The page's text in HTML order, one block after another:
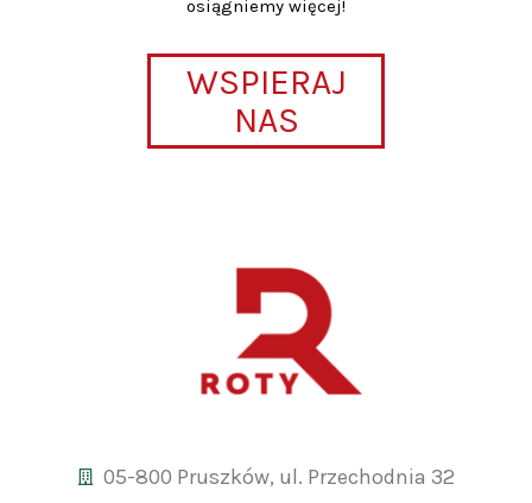
osiągniemy więcej!
WSPIERAJ
NAS
05-800 Pruszków, ul. Przechodnia 32